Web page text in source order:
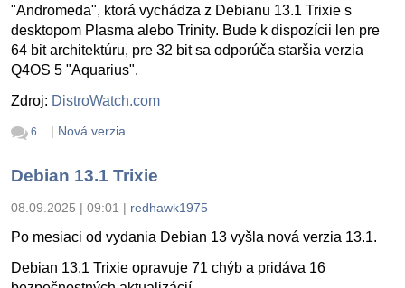
"Andromeda", ktorá vychádza z Debianu 13.1 Trixie s
desktopom Plasma alebo Trinity. Bude k dispozícii len pre
64 bit architektúru, pre 32 bit sa odporúča staršia verzia
Q4OS 5 "Aquarius".
Zdroj: DistroWatch.com
6 | Nová verzia
Debian 13.1 Trixie
08.09.2025 | 09:01 | redhawk1975
Po mesiaci od vydania Debian 13 vyšla nová verzia 13.1.
Debian 13.1 Trixie opravuje 71 chýb a pridáva 16